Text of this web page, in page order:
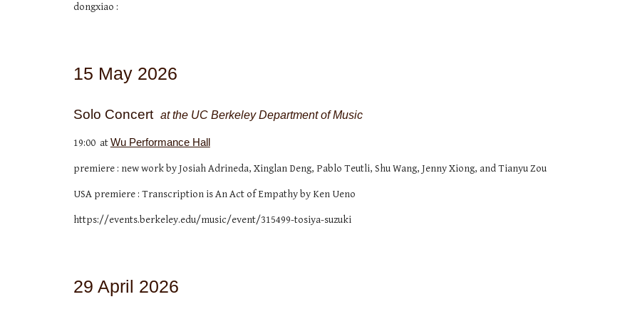
dongxiao :
15 May2026
Solo Concert at the UC Berkeley Department of Music
19:00 atWu Performance Hall
premiere : new work byJosiah Adrineda, Xinglan Deng, Pablo Teutli, Shu Wang, Jenny Xiong, and Tianyu Zou
USA premiere : Transcription is An Act of Empathyby Ken Ueno
https://events.berkeley.edu/music/event/315499-tosiya-suzuki
29 April 2026